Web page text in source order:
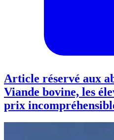
Article réservé aux
Viande bovine, les
prix